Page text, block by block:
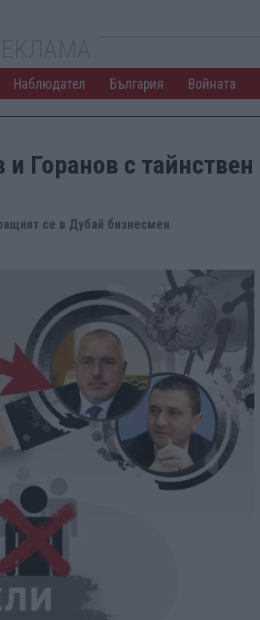
Наблюдател България Войната
Горанов с тайнствен
се в Дубай бизнесмен